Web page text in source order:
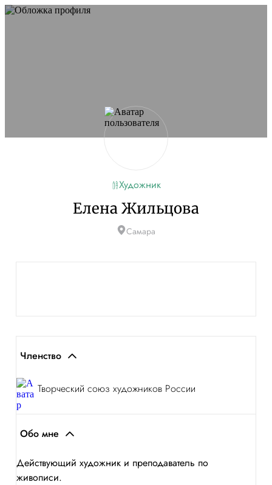
Художник
Елена Жильцова
Самара
Членство
Творческий союз художников России
Обо мне
Действующий художник и преподаватель по
живописи.